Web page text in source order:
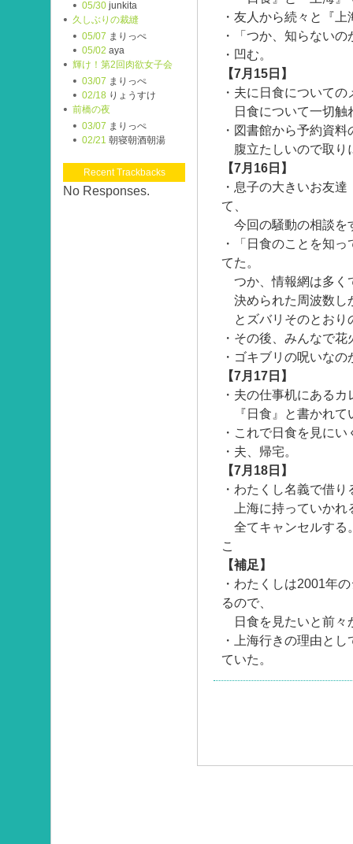
・友人から続々と『
・「つか、知らない
・凹む。
【7月15日】
・夫に日食について
日食について一切触
・図書館から予約資
腹立たしいので取り
【7月16日】
・息子の大きいお友
て、
今回の騒動の相談を
・「日食のことを知
てた。
つか、情報網は多く
決められた周波数し
とズバリそのとおり
・その後、みんなで
・ゴキブリの呪いな
【7月17日】
・夫の仕事机にある
『日食』と書かれて
・これで日食を見に
・夫、帰宅。
【7月18日】
・わたくし名義で借
上海に持っていかれ
全てキャ
こ
【補足】
・わたくしは2001年
るので、
日食を見たいと前々
・上海行きの理由と
ていた。
05/30 junkita
久しぶりの裁縫
05/07 まりっぺ
05/02 aya
輝け！第2回肉欲女子会
03/07 まりっぺ
02/18 りょうすけ
前橋の夜
03/07 まりっぺ
02/21 朝寝朝酒朝湯
Recent Trackbacks
No Responses.